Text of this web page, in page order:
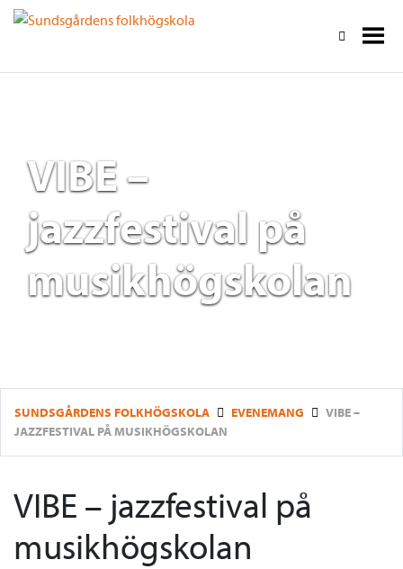
VIBE –
jazzfestival på
musikhögskolan
SUNDSGÅRDENS FOLKHÖGSKOLA EVENEMANG
VIBE –
JAZZFESTIVAL PÅ MUSIKHÖGSKOLAN
VIBE – jazzfestival på
musikhögskolan